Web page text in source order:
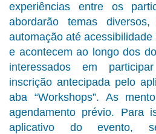
experiências entre os
abordarão temas
automação até
e acontecem ao longo dos
interessados em
inscrição antecipada pelo
aba “Workshops”. As
agendamento prévio. Para
aplicativo do evento,